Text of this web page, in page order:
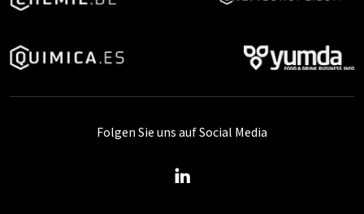
Folgen Sie uns auf Social Media